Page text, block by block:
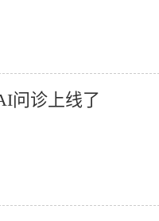
问诊上线了